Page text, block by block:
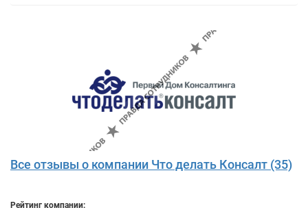
Все отзывы о компании Что делать Консалт (35)
Рейтинг компании: